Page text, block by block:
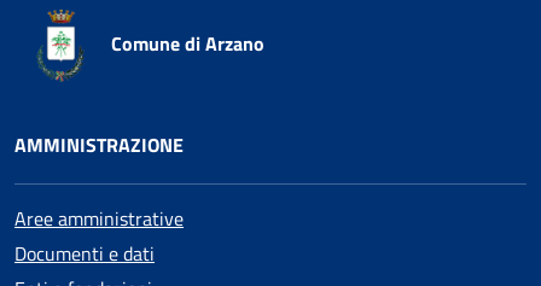
Comune di Arzano
AMMINISTRAZIONE
Aree amministrative
Documenti e dati